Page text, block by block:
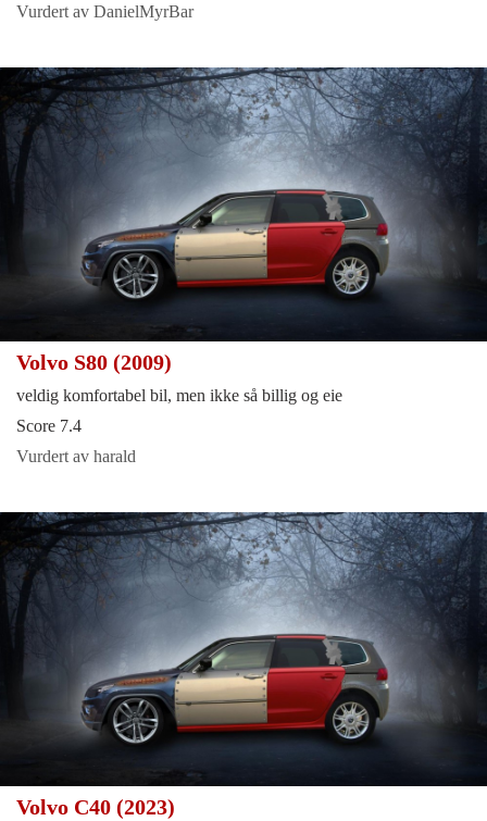
Vurdert av DanielMyrBar
Volvo S80 (2009)
veldig komfortabel bil, men ikke så billig og eie
Score 7.4
Vurdert av harald
Volvo C40 (2023)